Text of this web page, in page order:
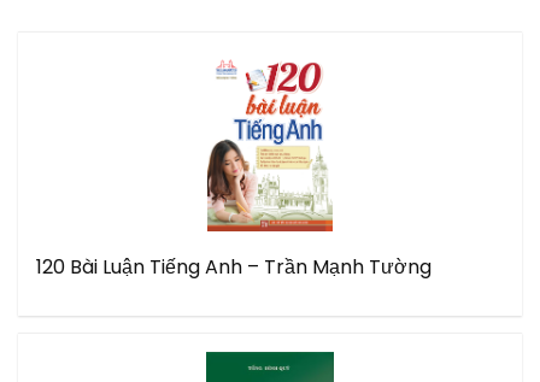
120 Bài Luận Tiếng Anh – Trần Mạnh Tường